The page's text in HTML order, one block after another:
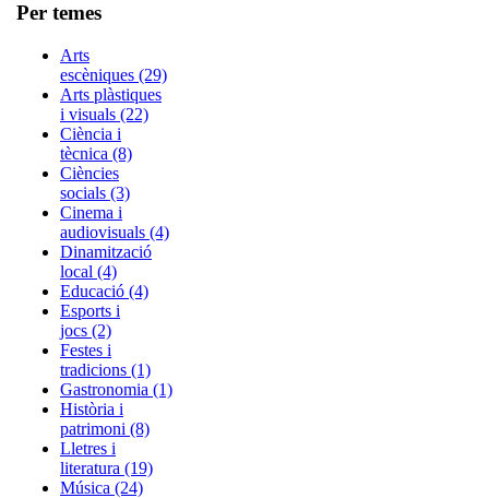
Per temes
Arts
escèniques (29)
Arts plàstiques
i visuals (22)
Ciència i
tècnica (8)
Ciències
socials (3)
Cinema i
audiovisuals (4)
Dinamització
local (4)
Educació (4)
Esports i
jocs (2)
Festes i
tradicions (1)
Gastronomia (1)
Història i
patrimoni (8)
Lletres i
literatura (19)
Música (24)